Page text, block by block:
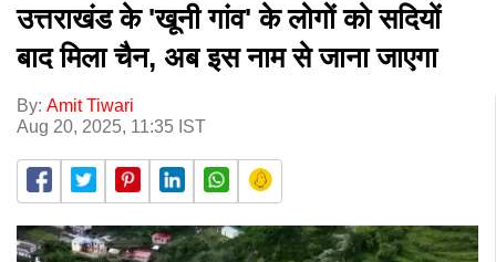
उत्तराखंड के 'खूनी गांव' के लोगों को सदियों
बाद मिला चैन, अब इस नाम से जाना जाएगा
By: Amit Tiwari
Aug 20, 2025, 11:35 IST